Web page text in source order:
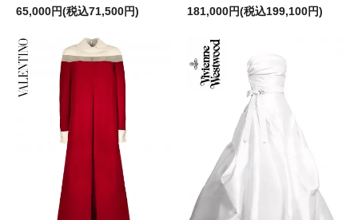
65,000円(税込71,500円)
181,000円(税込199,100円)